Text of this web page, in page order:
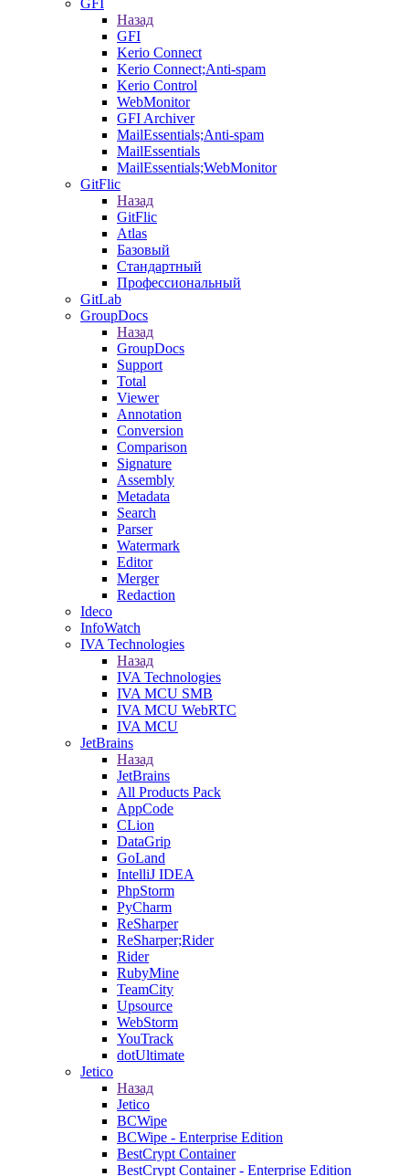
GFI
Назад
GFI
Kerio Connect
Kerio Connect;Anti-spam
Kerio Control
WebMonitor
GFI Archiver
MailEssentials;Anti-spam
MailEssentials
MailEssentials;WebMonitor
GitFlic
Назад
GitFlic
Atlas
Базовый
Стандартный
Профессиональный
GitLab
GroupDocs
Назад
GroupDocs
Support
Total
Viewer
Annotation
Conversion
Comparison
Signature
Assembly
Metadata
Search
Parser
Watermark
Editor
Merger
Redaction
Ideco
InfoWatch
IVA Technologies
Назад
IVA Technologies
IVA MCU SMB
IVA MCU WebRTC
IVA MCU
JetBrains
Назад
JetBrains
All Products Pack
AppCode
CLion
DataGrip
GoLand
IntelliJ IDEA
PhpStorm
PyCharm
ReSharper
ReSharper;Rider
Rider
RubyMine
TeamCity
Upsource
WebStorm
YouTrack
dotUltimate
Jetico
Назад
Jetico
BCWipe
BCWipe - Enterprise Edition
BestCrypt Container
BestCrypt Container - Enterprise Edition